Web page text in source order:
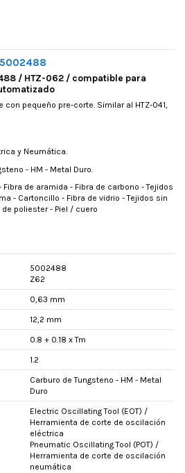
/ HTZ-062 / compatible para
con pequeño pre-corte. Similar al HTZ-041,
y Neumática.
- HM - Metal Duro.
Fibra de aramida - Fibra de carbono - Tejidos
- Cartoncillo - Fibra de vidrio - Tejidos sin
poliester - Piel / cuero
5002488
Z62
0,63 mm
12,2 mm
0.8 + 0.18 x Tm
1.2
Carburo de Tungsteno - HM - Metal
Duro
Electric Oscillating Tool (EOT) /
Herramienta de corte de oscilación
eléctrica
Pneumatic Oscillating Tool (POT) /
Herramienta de corte de oscilación
neumática